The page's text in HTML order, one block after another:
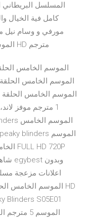
مورفي و وسام نيل
مسلسل Peaky Blinders الموسم الاول اون لاين HD مترجم
1 مترجم موفز
اعلانات مزعجة